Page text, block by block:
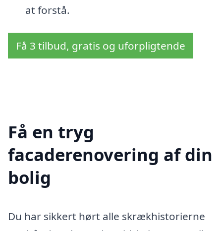
at forstå.
Få 3 tilbud, gratis og uforpligtende
Få en tryg
facaderenovering af din
bolig
Du har sikkert hørt alle skrækhistorierne